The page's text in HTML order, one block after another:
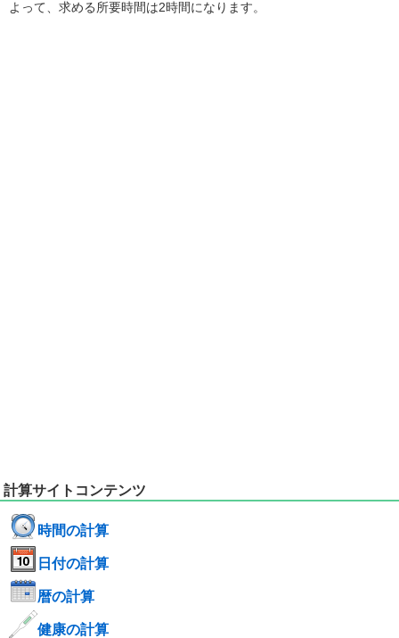
よって、求める所要時間は2時間になります。
計算サイトコンテンツ
時間の計算
日付の計算
暦の計算
健康の計算